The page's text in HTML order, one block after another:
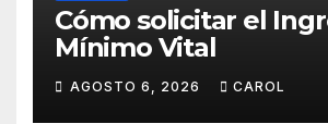
Cómo solicitar el
Mínimo Vital
AGOSTO 6, 2026 CAROL